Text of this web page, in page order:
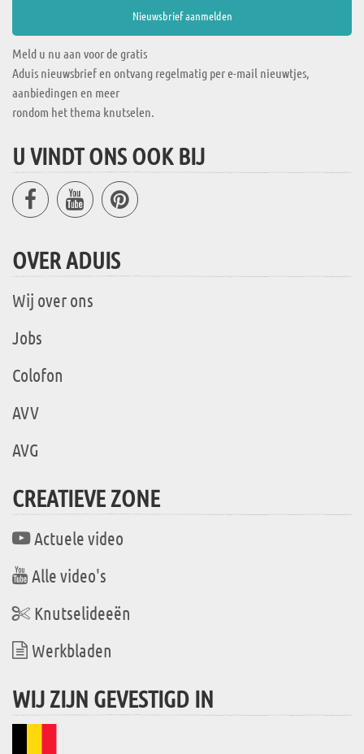
Meld u nu aan voor de gratis
Aduis nieuwsbrief en ontvang regelmatig per e-mail nieuwtjes,
aanbiedingen en meer
rondom het thema knutselen.
U VINDT ONS OOK BIJ
OVER ADUIS
Wij over ons
Jobs
Colofon
AVV
AVG
CREATIEVE ZONE
Actuele video
Alle video's
Knutselideeën
Werkbladen
WIJ ZIJN GEVESTIGD IN